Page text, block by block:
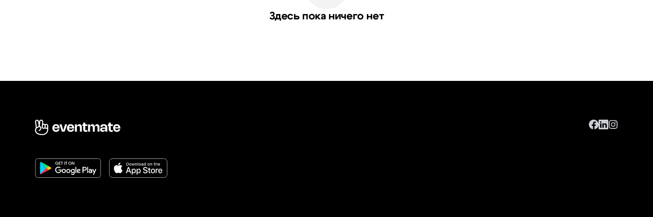
Здесь пока ничего нет